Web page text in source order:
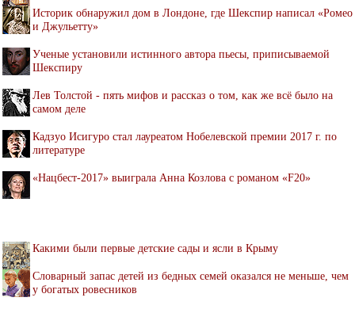
Историк обнаружил дом в Лондоне, где Шекспир написал «Ромео
и Джульетту»
Ученые установили истинного автора пьесы, приписываемой
Шекспиру
Лев Толстой - пять мифов и рассказ о том, как же всё было на
самом деле
Кадзуо Исигуро стал лауреатом Нобелевской премии 2017 г. по
литературе
«Нацбест-2017» выиграла Анна Козлова с романом «F20»
Какими были первые детские сады и ясли в Крыму
Словарный запас детей из бедных семей оказался не меньше, чем
у богатых ровесников